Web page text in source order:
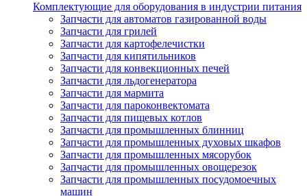
Комплектующие для оборудования в индустрии питания
Запчасти для автоматов газированной воды
Запчасти для грилей
Запчасти для картофелечистки
Запчасти для кипятильников
Запчасти для конвекционных печей
Запчасти для льдогенератора
Запчасти для мармита
Запчасти для пароконвектомата
Запчасти для пищевых котлов
Запчасти для промышленных блинниц
Запчасти для промышленных духовых шкафов
Запчасти для промышленных мясорубок
Запчасти для промышленных овощерезок
Запчасти для промышленных посудомоечных
машин